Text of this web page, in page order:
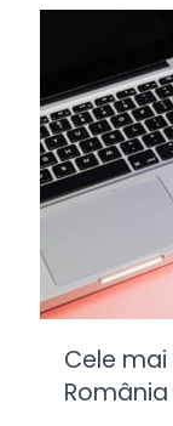
Cele
România